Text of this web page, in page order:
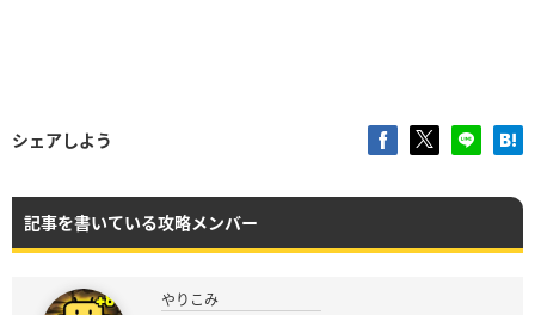
シェアしよう
記事を書いている攻略メンバー
やりこみ